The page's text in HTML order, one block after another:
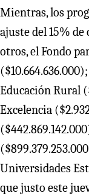
Mientras, los
ajuste del 15% de
otros, el Fondo
Educación Rural
Excelencia
Universidades
que justo este